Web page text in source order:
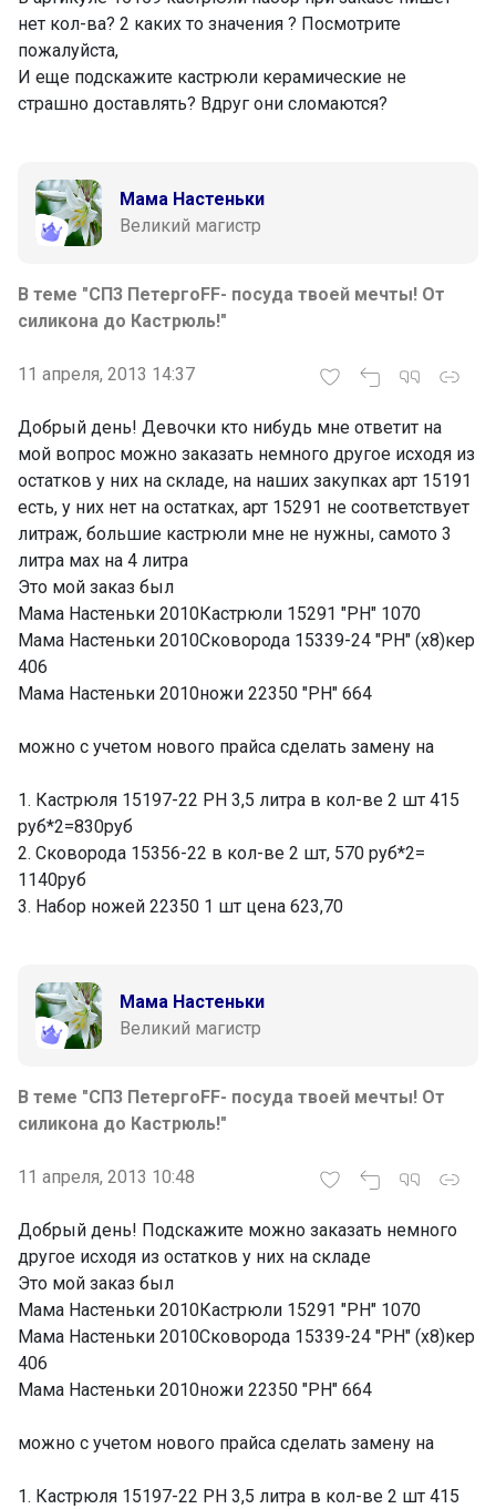
нет кол-ва? 2 каких то значения ? Посмотрите
пожалуйста,
И еще подскажите кастрюли керамические не
страшно доставлять? Вдруг они сломаются?
Мама Настеньки
Великий магистр
В теме "СП3 ПетергоFF- посуда твоей мечты! От
силикона до Кастрюль!"
11 апреля, 2013 14:37
Добрый день! Девочки кто нибудь мне ответит на
мой вопрос можно заказать немного другое исходя из
остатков у них на складе, на наших закупках арт 15191
есть, у них нет на остатках, арт 15291 не соответствует
литраж, большие кастрюли мне не нужны, самото 3
литра мах на 4 литра
Это мой заказ был
Мама Настеньки 2010Кастрюли 15291 "PH" 1070
Мама Настеньки 2010Сковорода 15339-24 "PH" (х8)кер
406
Мама Настеньки 2010ножи 22350 "PH" 664
можно с учетом нового прайса сделать замену на
1. Кастрюля 15197-22 РН 3,5 литра в кол-ве 2 шт 415
руб*2=830руб
2. Сковорода 15356-22 в кол-ве 2 шт, 570 руб*2=
1140руб
3. Набор ножей 22350 1 шт цена 623,70
Мама Настеньки
Великий магистр
В теме "СП3 ПетергоFF- посуда твоей мечты! От
силикона до Кастрюль!"
11 апреля, 2013 10:48
Добрый день! Подскажите можно заказать немного
другое исходя из остатков у них на складе
Это мой заказ был
Мама Настеньки 2010Кастрюли 15291 "PH" 1070
Мама Настеньки 2010Сковорода 15339-24 "PH" (х8)кер
406
Мама Настеньки 2010ножи 22350 "PH" 664
можно с учетом нового прайса сделать замену на
1. Кастрюля 15197-22 РН 3,5 литра в кол-ве 2 шт 415